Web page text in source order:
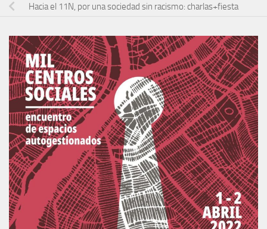
Hacia el 11N, por una sociedad sin racismo: charlas+fiesta